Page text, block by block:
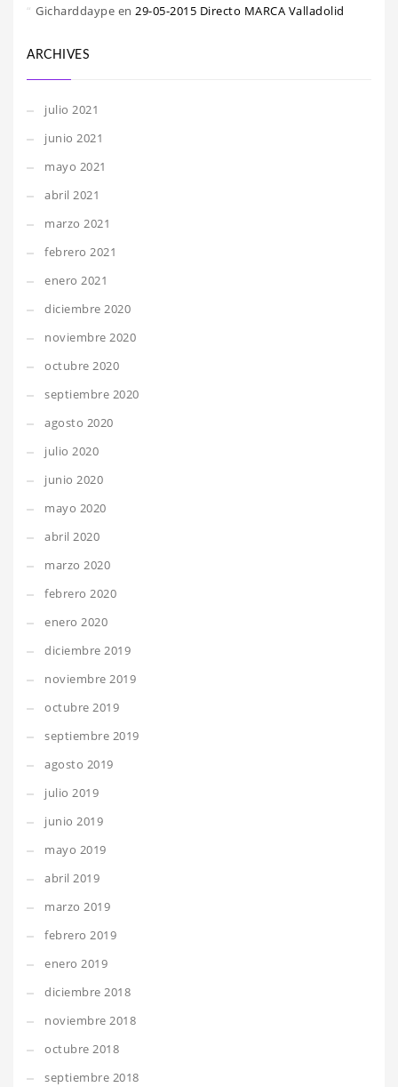
Gicharddaype en 29-05-2015 Directo MARCA Valladolid
ARCHIVES
julio 2021
junio 2021
mayo 2021
abril 2021
marzo 2021
febrero 2021
enero 2021
diciembre 2020
noviembre 2020
octubre 2020
septiembre 2020
agosto 2020
julio 2020
junio 2020
mayo 2020
abril 2020
marzo 2020
febrero 2020
enero 2020
diciembre 2019
noviembre 2019
octubre 2019
septiembre 2019
agosto 2019
julio 2019
junio 2019
mayo 2019
abril 2019
marzo 2019
febrero 2019
enero 2019
diciembre 2018
noviembre 2018
octubre 2018
septiembre 2018